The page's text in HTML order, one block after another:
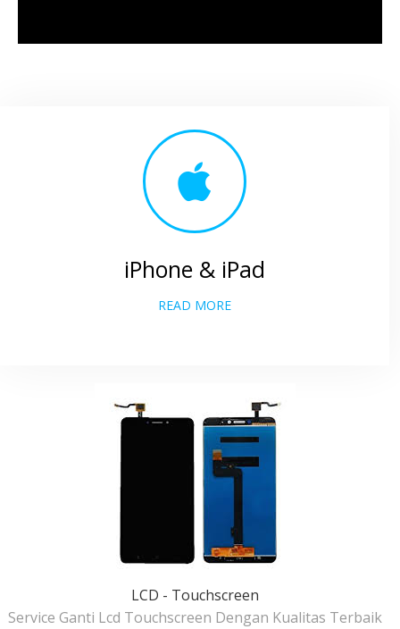
iPhone & iPad
READ MORE
LCD - Touchscreen
Service Ganti Lcd Touchscreen Dengan Kualitas Terbaik